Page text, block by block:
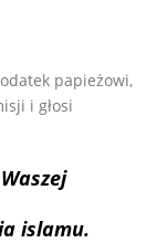
papieżowi,
i głosi
islamu.